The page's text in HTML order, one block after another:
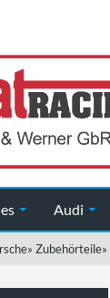
Audi
» Zubehörteile»